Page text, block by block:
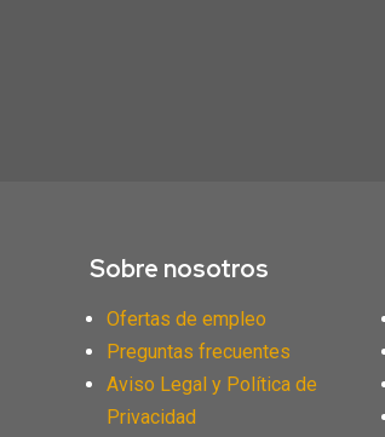
Sobre nosotros
Ofertas de empleo
Preguntas frecuentes
Aviso Legal y Política de
Privacidad